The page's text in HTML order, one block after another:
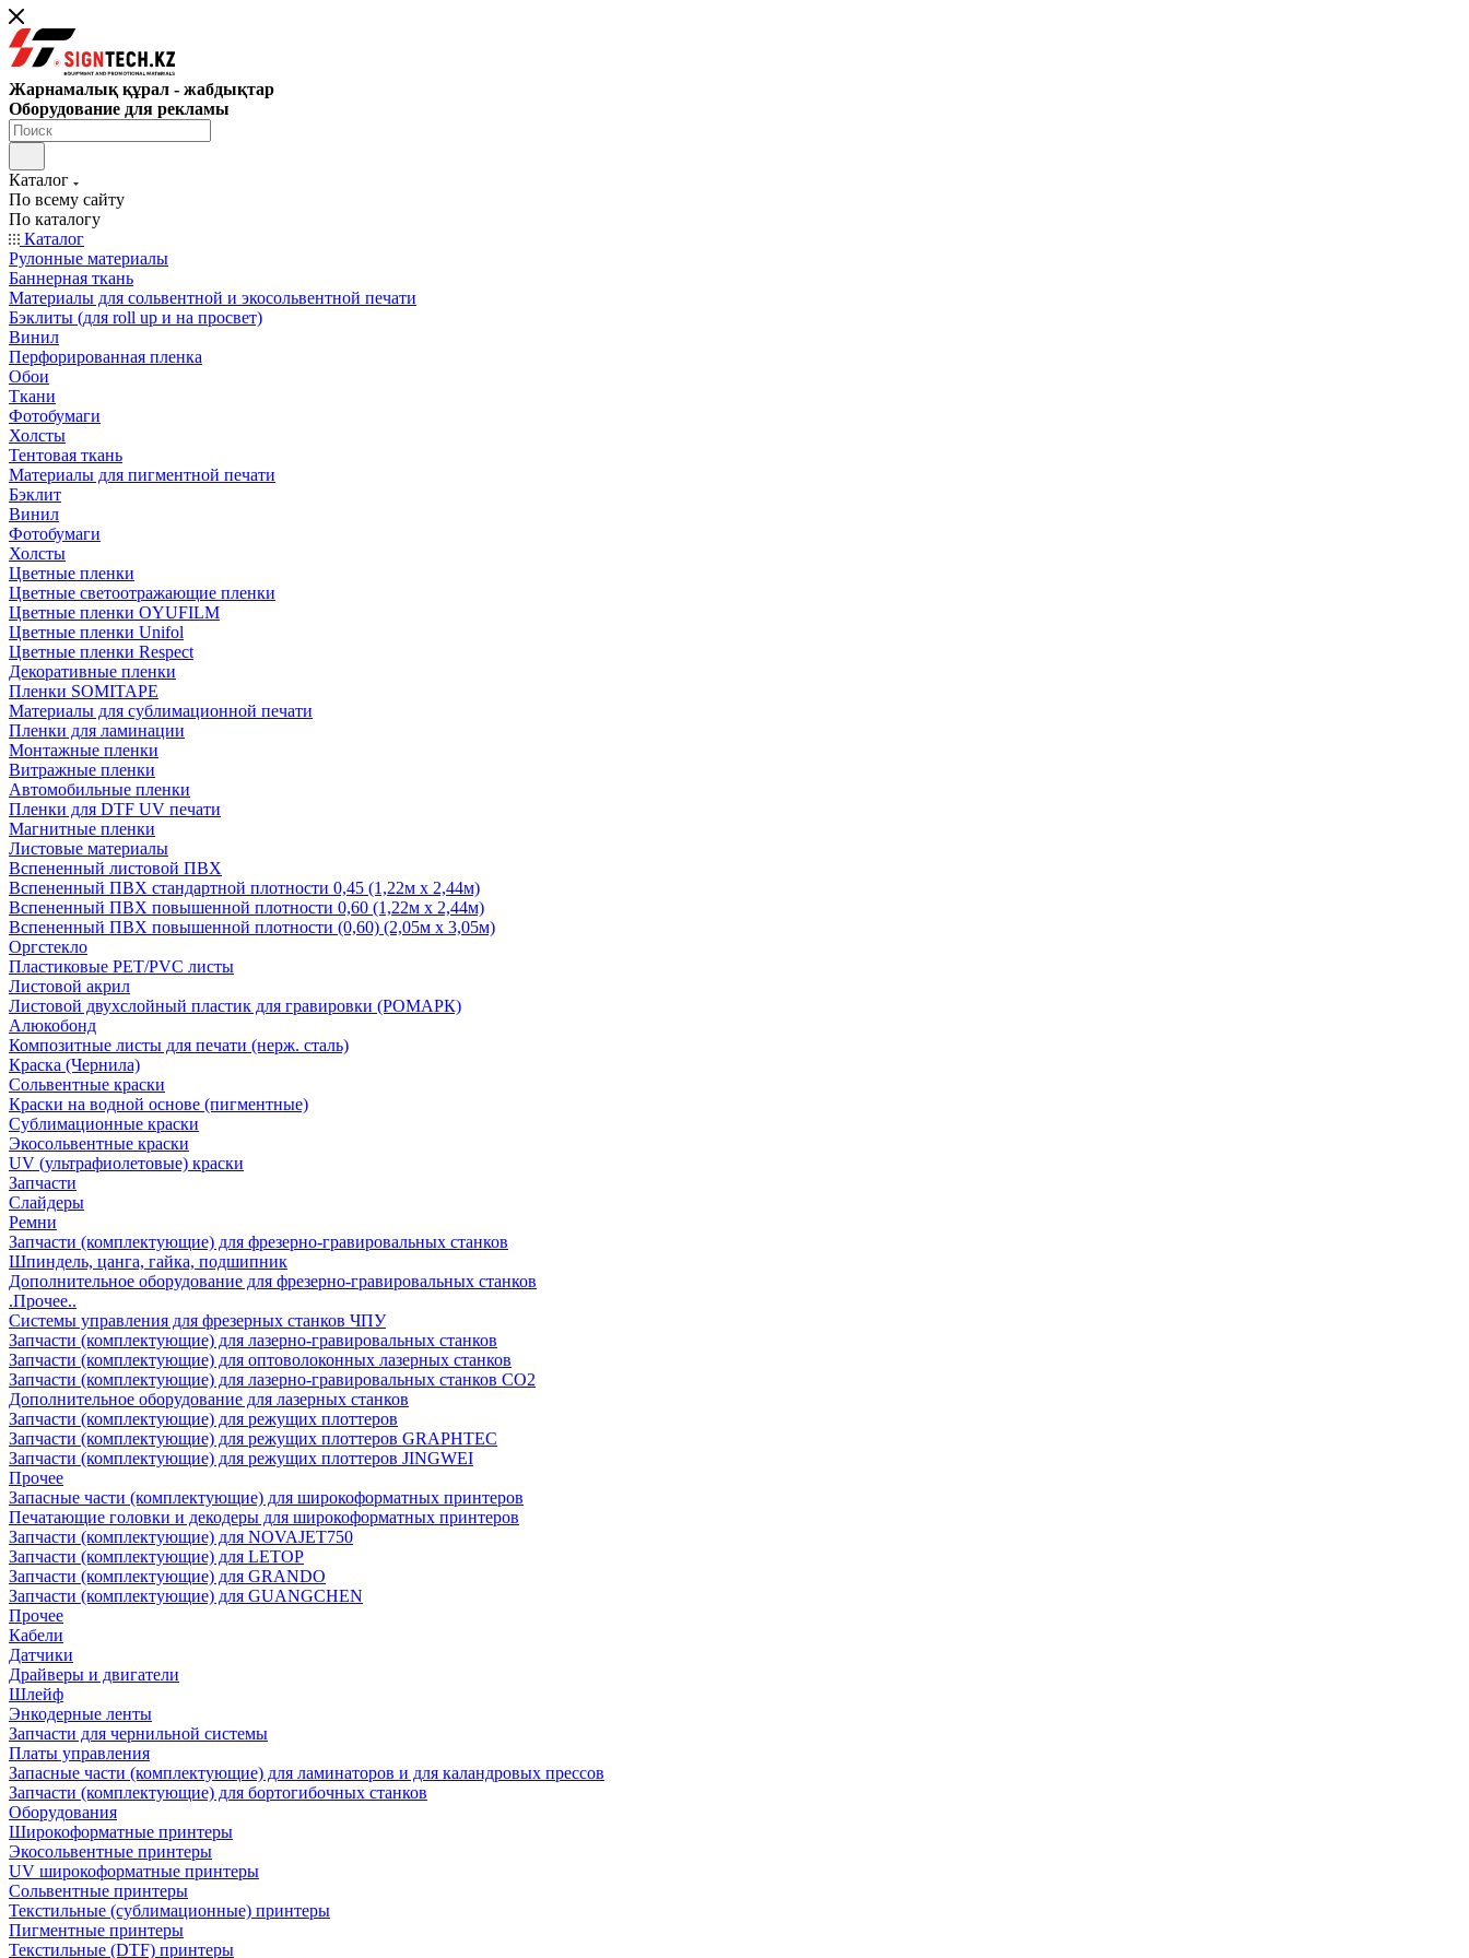
Жарнамалық құрал - жабдықтар
Оборудование для рекламы
Каталог
По всему сайту
По каталогу
Каталог
Рулонные материалы
Баннерная ткань
Материалы для сольвентной и экосольвентной печати
Бэклиты (для roll up и на просвет)
Винил
Перфорированная пленка
Обои
Ткани
Фотобумаги
Холсты
Тентовая ткань
Материалы для пигментной печати
Бэклит
Винил
Фотобумаги
Холсты
Цветные пленки
Цветные светоотражающие пленки
Цветные пленки OYUFILM
Цветные пленки Unifol
Цветные пленки Respect
Декоративные пленки
Пленки SOMITAPE
Материалы для сублимационной печати
Пленки для ламинации
Монтажные пленки
Витражные пленки
Автомобильные пленки
Пленки для DTF UV печати
Магнитные пленки
Листовые материалы
Вспененный листовой ПВХ
Вспененный ПВХ стандартной плотности 0,45 (1,22м х 2,44м)
Вспененный ПВХ повышенной плотности 0,60 (1,22м х 2,44м)
Вспененный ПВХ повышенной плотности (0,60) (2,05м х 3,05м)
Оргстекло
Пластиковые PET/PVC листы
Листовой акрил
Листовой двухслойный пластик для гравировки (РОМАРК)
Алюкобонд
Композитные листы для печати (нерж. сталь)
Краска (Чернила)
Сольвентные краски
Краски на водной основе (пигментные)
Сублимационные краски
Экосольвентные краски
UV (ультрафиолетовые) краски
Запчасти
Слайдеры
Ремни
Запчасти (комплектующие) для фрезерно-гравировальных станков
Шпиндель, цанга, гайка, подшипник
Дополнительное оборудование для фрезерно-гравировальных станков
.Прочее..
Системы управления для фрезерных станков ЧПУ
Запчасти (комплектующие) для лазерно-гравировальных станков
Запчасти (комплектующие) для оптоволоконных лазерных станков
Запчасти (комплектующие) для лазерно-гравировальных станков CO2
Дополнительное оборудование для лазерных станков
Запчасти (комплектующие) для режущих плоттеров
Запчасти (комплектующие) для режущих плоттеров GRAPHTEC
Запчасти (комплектующие) для режущих плоттеров JINGWEI
Прочее
Запасные части (комплектующие) для широкоформатных принтеров
Печатающие головки и декодеры для широкоформатных принтеров
Запчасти (комплектующие) для NOVAJET750
Запчасти (комплектующие) для LETOP
Запчасти (комплектующие) для GRANDO
Запчасти (комплектующие) для GUANGCHEN
Прочее
Кабели
Датчики
Драйверы и двигатели
Шлейф
Энкодерные ленты
Запчасти для чернильной системы
Платы управления
Запасные части (комплектующие) для ламинаторов и для каландровых прессов
Запчасти (комплектующие) для бортогибочных станков
Оборудования
Широкоформатные принтеры
Экосольвентные принтеры
UV широкоформатные принтеры
Сольвентные принтеры
Текстильные (сублимационные) принтеры
Пигментные принтеры
Текстильные (DTF) принтеры